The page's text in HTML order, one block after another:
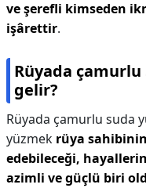
ve şerefli kimseden
işârettir.
Rüyada
gelir?
Rüyada çamurlu suda
yüzmek rüya
edebileceği,
azimli ve güçlü biri